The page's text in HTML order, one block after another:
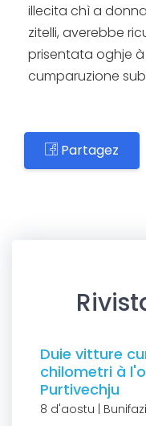
illecita chì a
zitelli, averebbe
prisentata oghje
cumparuzione
Partagez
Duie vitture
chilometri à
Purtivechju
8 d'aostu |